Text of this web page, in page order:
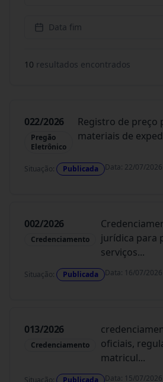
Data fim
10 resultados encontrados
022/2026
Pregão
Eletrônico
Registro de preço
materiais de
Situação: Publicada Data: 22/07/2026
002/2026
Credenciamento
jurídica para
serviços...
Situação: Publicada Data: 16/07/2026
013/2026
Credenciamento
oficiais,
matricul...
Situação: Publicada Data: 15/07/2026